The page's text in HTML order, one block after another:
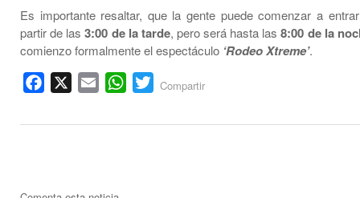
Es importante resaltar, que la gente puede comenzar a
partir de las 3:00 de la tarde, pero será hasta las8:00 de la
comienzo formalmente el espectáculo ‘Rodeo Xtreme’.
Facebook Email WhatsApp
Twitter
Compartir